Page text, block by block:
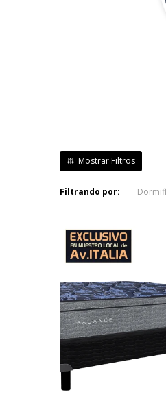
Filtrando por:
Mayor firmeza y
de colchón 24 cm y
del colchón y el
Europillow con
relleno en la parte
colchón y tejido
aporta una
la